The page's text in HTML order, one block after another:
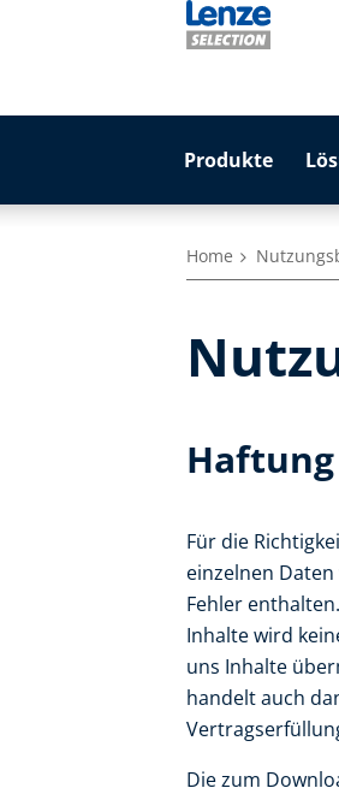
Produkte
Home
Haftung
Für die
einzelnen
Fehler
Inhalte wird
uns Inhalte
handelt auch
Die zum